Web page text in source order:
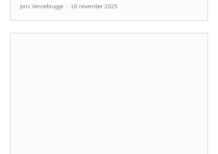
Joris Vennebrugge - 18 november 2025